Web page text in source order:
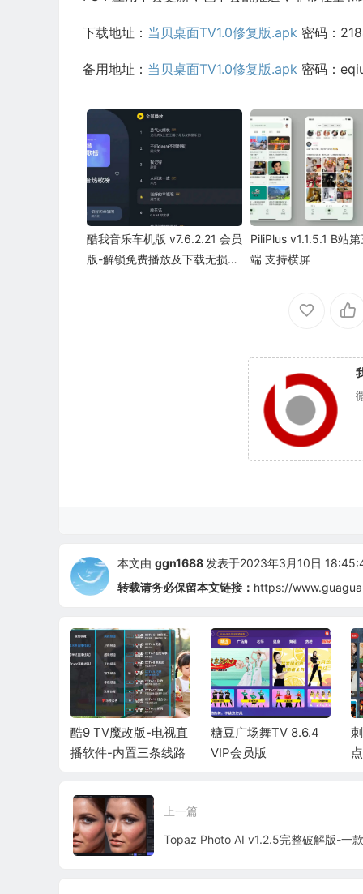
下载地址： 当贝桌面TV1.0修复版.apk 密码：
备用地址： 当贝桌面TV1.0修复版.apk 密码：
酷我音乐车机版 v7.6.2.21 会员
版-解锁免费播放及下载无损音
PiliPlus v1.1.5.1 B站
端 支持横屏
本文由 ggn1688 发表于2023年3月10日
转载请务必保留本文链接： https://
酷9 TV魔改版-电视直
播软件-内置三条线路
糖豆广场舞TV 8.6.4
VIP会员版
上一篇